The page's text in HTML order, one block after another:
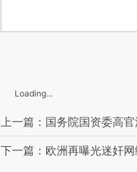
Loading...
上一篇：国务院国资委高
下一篇：欧洲再曝光迷奸